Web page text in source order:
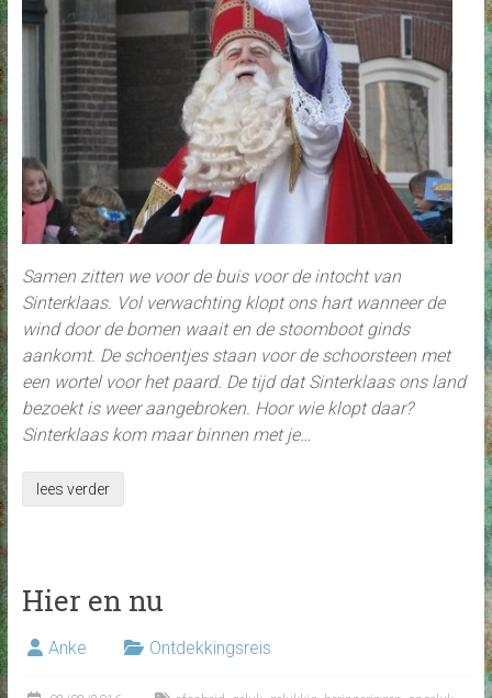
Samen zitten we voor de buis voor de intocht van
Sinterklaas. Vol verwachting klopt ons hart wanneer de
wind door de bomen waait en de stoomboot ginds
aankomt. De schoentjes staan voor de schoorsteen met
een wortel voor het paard. De tijd dat Sinterklaas ons land
bezoekt is weer aangebroken. Hoor wie klopt daar?
Sinterklaas kom maar binnen met je…
lees verder
Hier en nu
Anke Ontdekkingsreis